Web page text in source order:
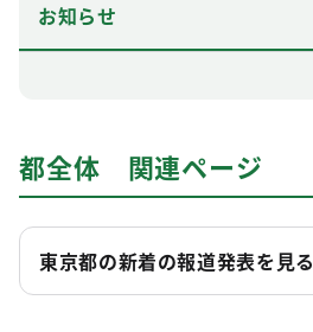
お知らせ
都全体 関連ページ
東京都の新着の報道発表を見る